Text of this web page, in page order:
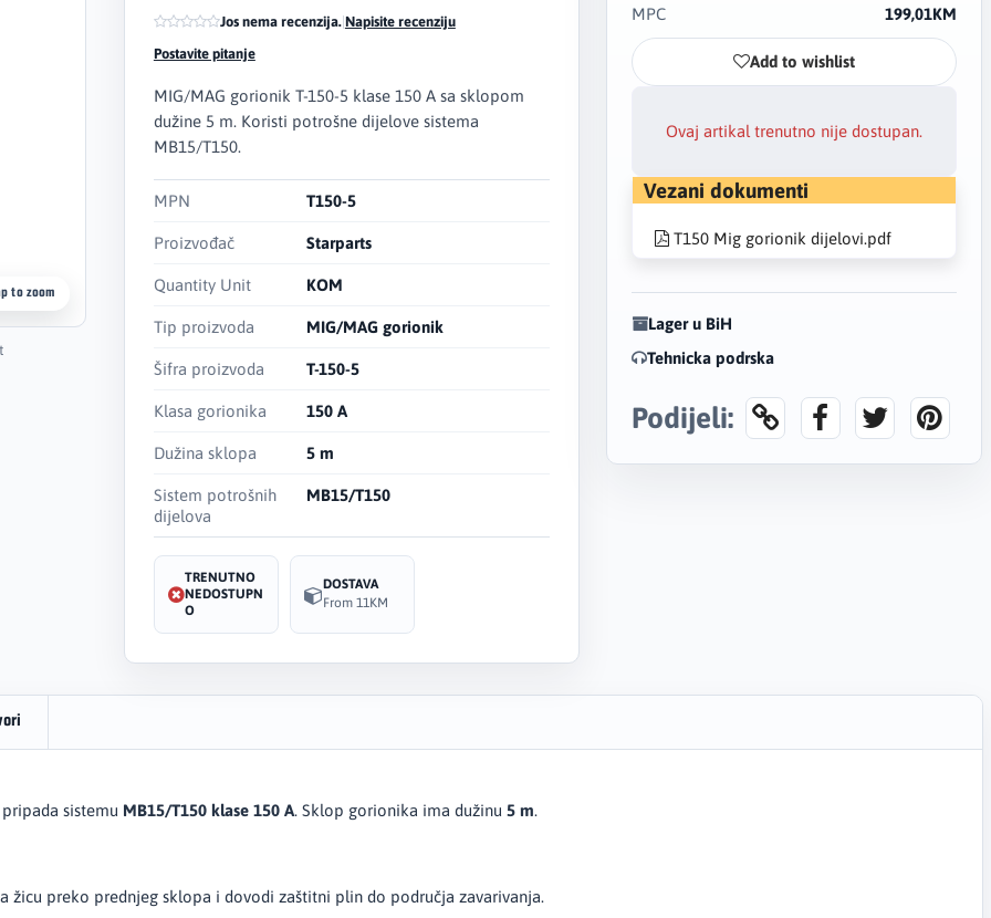
to zoom
Jos nema recenzija.|Napisite recenziju
Postavite pitanje
MIG/MAG gorionik T-150-5 klase 150 A sa sklopom
dužine 5 m. Koristi potrošne dijelove sistema
MB15/T150.
MPN T150-5
Proizvođač Starparts
Quantity Unit KOM
Tip proizvoda MIG/MAG gorionik
Šifra proizvoda T-150-5
Klasa gorionika 150 A
Dužina sklopa 5 m
Sistem potrošnih
dijelova
MB15/T150
TRENUTNO
NEDOSTUPN
O
DOSTAVA
From 11KM
MPC
199,01KM
Add to wishlist
Ovaj artikal trenutno nije dostupan.
Vezani dokumenti
T150 Mig gorionik dijelovi.pdf
Lager u BiH
Tehnicka podrska
Podijeli:
sistemu MB15/T150 klase 150 A. Sklop gorionika ima dužinu 5 m.
žicu preko prednjeg sklopa i dovodi zaštitni plin do područja zavarivanja.